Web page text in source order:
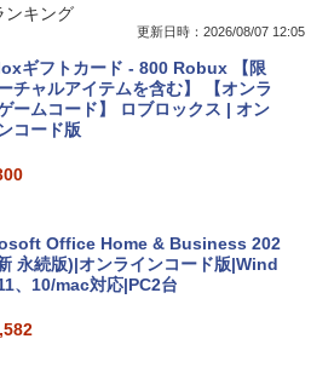
2026 MacBook Neo A18 Proチッ
13インチノートブック：AIとAppl
、Liquid Retinaディスプ
8GBメモリ、512GB SSD、1080p
+ 3年延長 AppleCare+ for 13インチ
ス Dell NEC Lavie ASUS HP dyna
ンキング
更新日時：2026/08/07 12:05
ギフトカード - 800 Robux 【限
チャルアイテムを含む】 【オンラ
ームコード】 ロブロックス | オン
コード版
Office Home & Business 202
永続版)|オンラインコード版|Wind
、10/mac対応|PC2台